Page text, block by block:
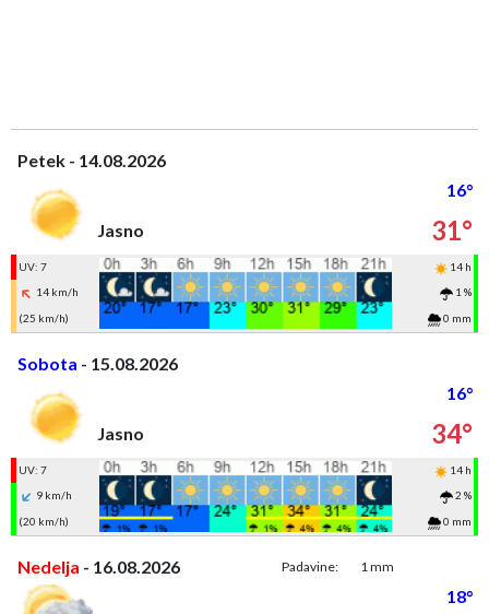
Petek - 14.08.2026
16°
Jasno
31°
UV: 7
14 h
14 km/h
1 %
(25 km/h)
0 mm
Sobota - 15.08.2026
16°
Jasno
34°
UV: 7
14 h
9 km/h
2 %
(20 km/h)
0 mm
Nedelja - 16.08.2026 Padavine: 1 mm
18°